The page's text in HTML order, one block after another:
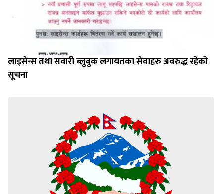
लाइसेन्स तथा सवारी ब्लुबुक लगायतका सेवाहरु अवरुद्ध रहेको
सूचना